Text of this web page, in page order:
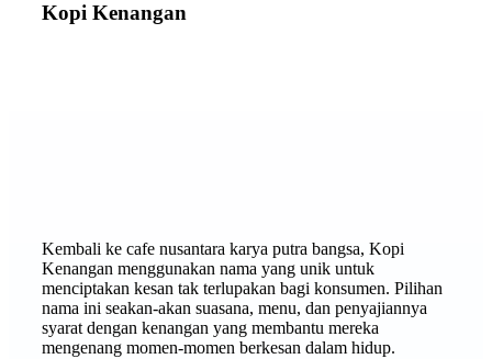
Kopi Kenangan
Kembali ke cafe nusantara karya putra bangsa, Kopi
Kenangan menggunakan nama yang unik untuk
menciptakan kesan tak terlupakan bagi konsumen. Pilihan
nama ini seakan-akan suasana, menu, dan penyajiannya
syarat dengan kenangan yang membantu mereka
mengenang momen-momen berkesan dalam hidup.